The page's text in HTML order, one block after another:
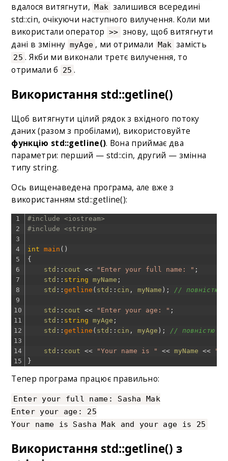
вдалося витягнути, Mak залишився всередині
std::cin, очікуючи наступного вилучення. Коли ми
використали оператор >> знову, щоб витягнути
дані в змінну myAge , ми отримали Mak замість
25 . Якби ми виконали третє вилучення, то
отримали б
25 .
Використання std::getline()
Щоб витягнути цілий рядок з вхідного потоку
даних (разом з пробілами), використовуйте
функцію std::getline(). Вона приймає два
параметри: перший — std::cin, другий — змінна
типу string.
Ось вищенаведена програма, але вже з
використанням std::getline():
1
2
3
4
5
6
7
8
9
10
11
12
13
14
15
#include <iostream>
#include <string>
int main ( )
{
std :: cout << "Enter your full name: " ;
std :: string myName ;
std ::getline ( std :: cin , myName ) ; // повністю
std :: cout << "Enter your age: " ;
std :: string myAge ;
std ::getline ( std :: cin , myAge ) ; // повністю
std :: cout << "Your name is " << myName <<
"
}
Тепер програма працює правильно:
Enter your full name: Sasha Mak
Enter your age: 25
Your name is Sasha Mak and your age is 25
Використання std::getline() з